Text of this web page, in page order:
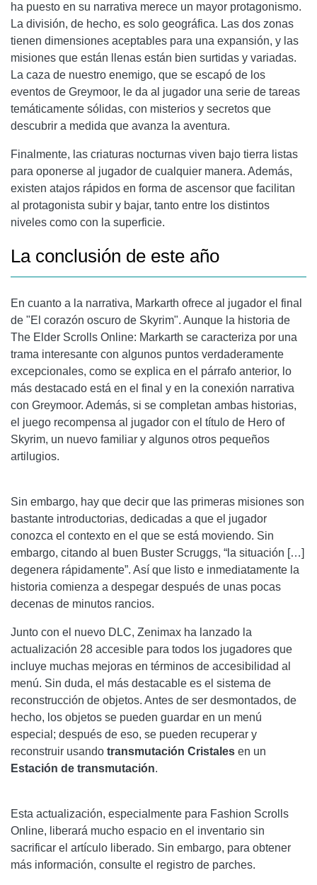
ha puesto en su narrativa merece un mayor protagonismo.
La división, de hecho, es solo geográfica. Las dos zonas
tienen dimensiones aceptables para una expansión, y las
misiones que están llenas están bien surtidas y variadas.
La caza de nuestro enemigo, que se escapó de los
eventos de Greymoor, le da al jugador una serie de tareas
temáticamente sólidas, con misterios y secretos que
descubrir a medida que avanza la aventura.
Finalmente, las criaturas nocturnas viven bajo tierra listas
para oponerse al jugador de cualquier manera. Además,
existen atajos rápidos en forma de ascensor que facilitan
al protagonista subir y bajar, tanto entre los distintos
niveles como con la superficie.
La conclusión de este año
En cuanto a la narrativa, Markarth ofrece al jugador el final
de "El corazón oscuro de Skyrim". Aunque la historia de
The Elder Scrolls Online: Markarth se caracteriza por una
trama interesante con algunos puntos verdaderamente
excepcionales, como se explica en el párrafo anterior, lo
más destacado está en el final y en la conexión narrativa
con Greymoor. Además, si se completan ambas historias,
el juego recompensa al jugador con el título de Hero of
Skyrim, un nuevo familiar y algunos otros pequeños
artilugios.
Sin embargo, hay que decir que las primeras misiones son
bastante introductorias, dedicadas a que el jugador
conozca el contexto en el que se está moviendo. Sin
embargo, citando al buen Buster Scruggs, “la situación […]
degenera rápidamente”. Así que listo e inmediatamente la
historia comienza a despegar después de unas pocas
decenas de minutos rancios.
Junto con el nuevo DLC, Zenimax ha lanzado la
actualización 28 accesible para todos los jugadores que
incluye muchas mejoras en términos de accesibilidad al
menú. Sin duda, el más destacable es el sistema de
reconstrucción de objetos. Antes de ser desmontados, de
hecho, los objetos se pueden guardar en un menú
especial; después de eso, se pueden recuperar y
reconstruir usando transmutación Cristales en un
Estación de transmutación.
Esta actualización, especialmente para Fashion Scrolls
Online, liberará mucho espacio en el inventario sin
sacrificar el artículo liberado. Sin embargo, para obtener
más información, consulte el registro de parches.